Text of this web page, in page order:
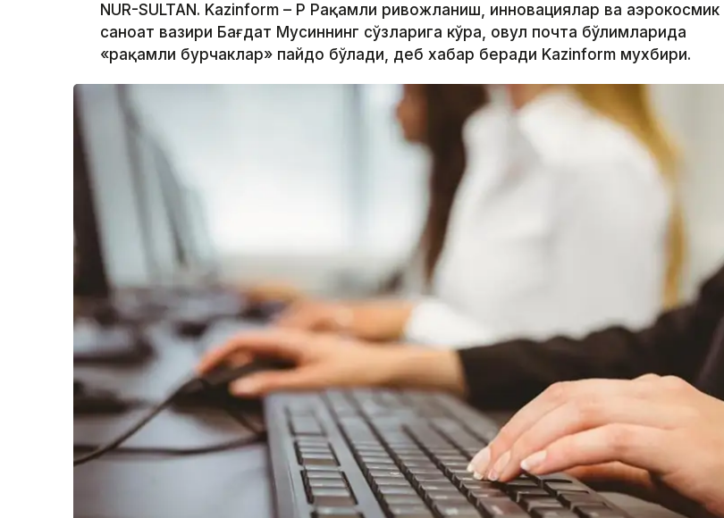
NUR-SULTAN. Kazinform – ҚР Рақамли ривожланиш, инновациялар ва аэрокосмик
саноат вазири Бағдат Мусиннинг сўзларига кўра, овул почта бўлимларида
«рақамли бурчаклар» пайдо бўлади, деб хабар беради Kazinform мухбири.